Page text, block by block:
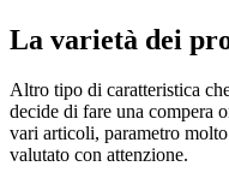
La varietà dei
Altro tipo di caratteristica
decide di fare una compera
vari articoli, parametro
valutato con attenzione.